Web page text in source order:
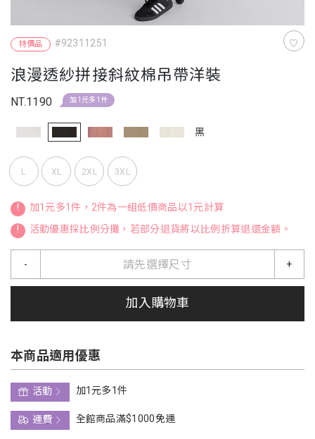
特價品 #92311251
浪漫透紗拼接斜紋棉吊帶洋裝
NT.1190 加1元多1件
黑
L XL 2XL 3XL
!
加1元多1件，2件為一組低價商品以1元計算
!
活動優惠採比例分攤，若部分退貨將以比例折算退還金額。
請先選擇尺寸
- +
加入購物車
本商品適用優惠
活動
加1元多1件
運費
全館商品滿$1000免運